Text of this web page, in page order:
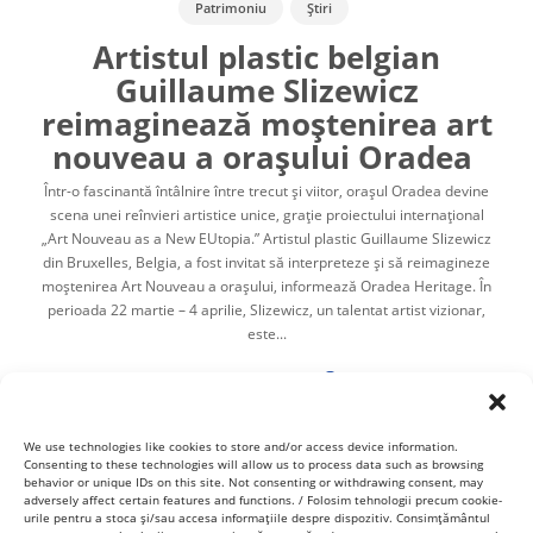
We use technologies like cookies to store and/or access device information.
Consenting to these technologies will allow us to process data such as browsing
behavior or unique IDs on this site. Not consenting or withdrawing consent, may
adversely affect certain features and functions. / Folosim tehnologii precum cookie-
urile pentru a stoca și/sau accesa informațiile despre dispozitiv. Consimțământul
Patrimoniu Știri
Artistul plastic belgian
Guillaume Slizewicz
reimaginează moștenirea art
nouveau a orașului Oradea
Într-o fascinantă întâlnire între trecut și viitor, orașul Oradea devine
scena unei reînvieri artistice unice, grație proiectului internațional
„Art Nouveau as a New EUtopia.” Artistul plastic Guillaume Slizewicz
din Bruxelles, Belgia, a fost invitat să interpreteze și să reimagineze
moștenirea Art Nouveau a orașului, informează Oradea Heritage. În
perioada 22 martie – 4 aprilie, Slizewicz, un talentat artist vizionar,
este...